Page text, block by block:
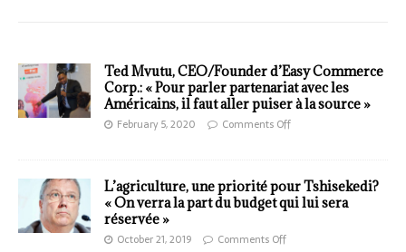
Ted Mvutu, CEO/Founder d’Easy Commerce
Corp.: « Pour parler partenariat avec les
Américains, il faut aller puiser à la source »
February 5, 2020 Comments Off
L’agriculture, une priorité pour Tshisekedi?
« On verra la part du budget qui lui sera
réservée »
October 21, 2019 Comments Off